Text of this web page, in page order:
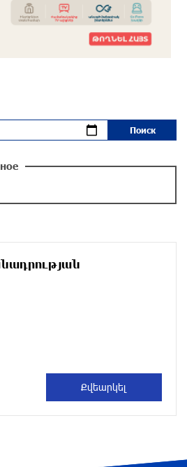
деле ожидает общество?
бойкота оппозиции - пустая
«Паст»
около одного месяца назад
стал обладателем бронзовой
в Армении: Алексей